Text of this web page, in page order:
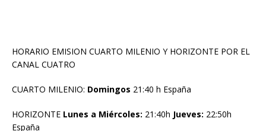
HORARIO EMISION CUARTO MILENIO Y HORIZONTE POR EL
CANAL CUATRO
CUARTO MILENIO: Domingos 21:40 h España
HORIZONTE Lunes a Miércoles: 21:40h Jueves: 22:50h
España